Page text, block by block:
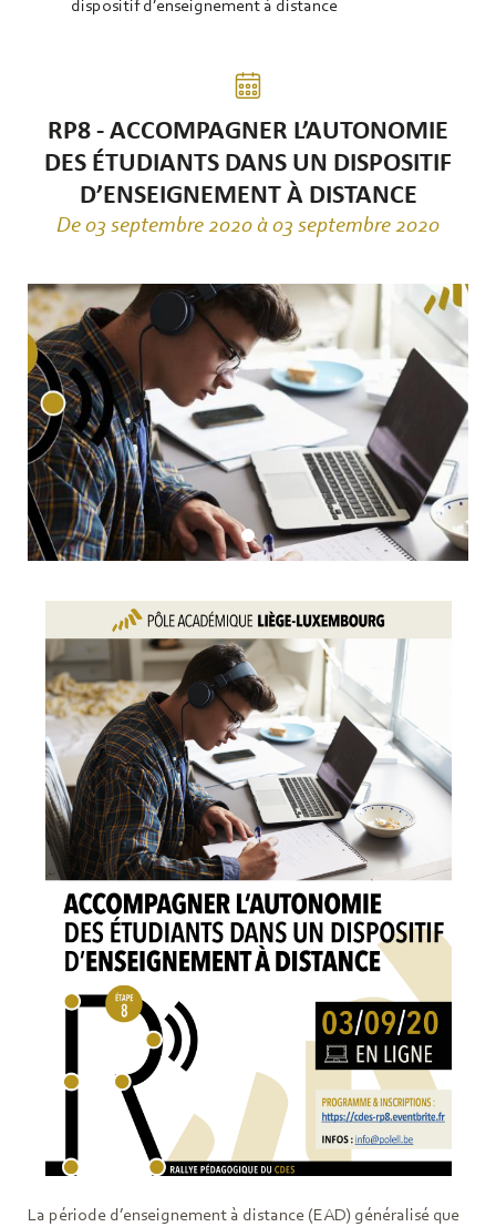
dispositif d’enseignement à distance
RP8 - ACCOMPAGNER L’AUTONOMIE
DES ÉTUDIANTS DANS UN DISPOSITIF
D’ENSEIGNEMENT À DISTANCE
De 03 septembre 2020 à 03 septembre 2020
La période d’enseignement à distance (EAD) généralisé que